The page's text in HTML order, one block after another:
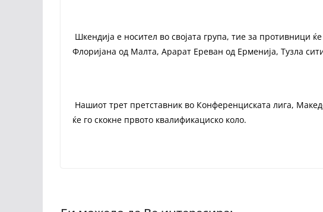
Шкендија е носител во својата група, тие за противници ќе
Флоријана од Малта, Арарат Ереван од Ерменија, Тузла
Нашиот трет претставник во Конференциската лига,
ќе го скокне првото квалификациско коло.